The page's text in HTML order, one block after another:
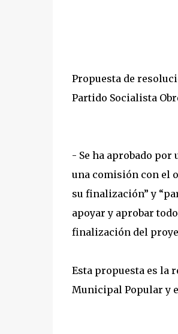
Propuesta de
Partido Socialista
- Se ha aprobado
una comisión con el
su finalización” y
apoyar y aprobar
finalización del
Esta propuesta es la
Municipal Popular y